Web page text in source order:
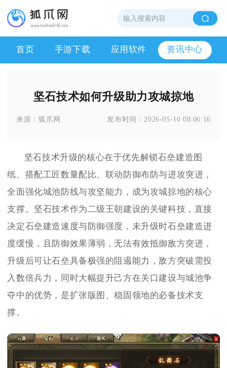
首页 手游下载 应用软件 资讯中心
坚石技术如何升级助力攻城掠地
来源：狐爪网 发布时间：2026-05-10 08:06:16
坚石技术升级的核心在于优先解锁石垒建造图
纸、搭配工匠数量配比、联动防御布防与进攻突进，
全面强化城池防线与攻坚能力，成为攻城掠地的核心
支撑。坚石技术作为二级王朝建设的关键科技，直接
决定石垒建造速度与防御强度，未升级时石垒建造进
度缓慢，且防御效果薄弱，无法有效抵御敌方突进，
升级后可让石垒具备极强的阻遏能力，敌方突破需投
入数倍兵力，同时大幅提升己方在关口建设与城池争
夺中的优势，是扩张版图、稳固领地的必备技术支
撑。